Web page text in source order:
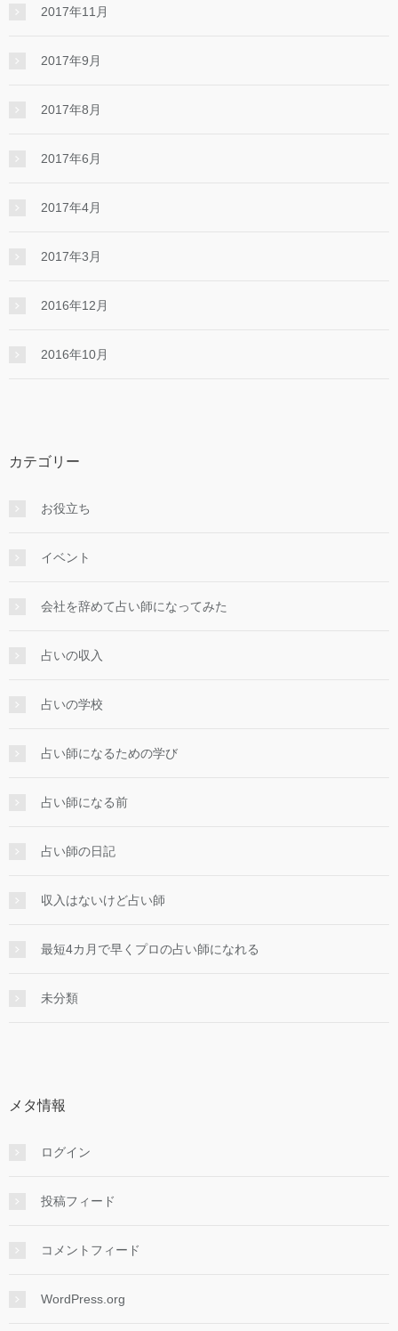
2017年11月
2017年9月
2017年8月
2017年6月
2017年4月
2017年3月
2016年12月
2016年10月
カテゴリー
お役立ち
イベント
会社を辞めて占い師になってみた
占いの収入
占いの学校
占い師になるための学び
占い師になる前
占い師の日記
収入はないけど占い師
最短4カ月で早くプロの占い師になれる
未分類
メタ情報
ログイン
投稿フィード
コメントフィード
WordPress.org